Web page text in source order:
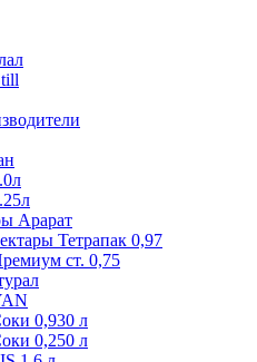
Арарат
Тетрапак 0,97
ст. 0,75
0,930 л
0,250 л